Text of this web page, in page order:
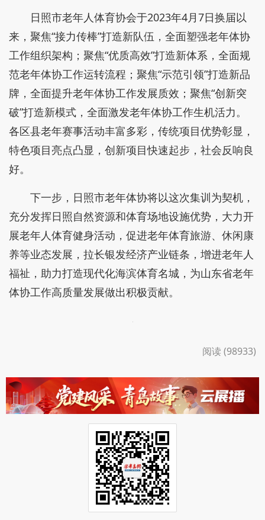
日照市老年人体育协会于2023年4月7日换届以
来，聚焦“接力传棒”打造新队伍，全面塑强老年体协
工作组织架构；聚焦“优质高效”打造新体系，全面规
范老年体协工作运转流程；聚焦“示范引领”打造新品
牌，全面提升老年体协工作发展质效；聚焦“创新突
破”打造新模式，全面激发老年体协工作生机活力。
各区县老年赛事活动丰富多彩，传统项目优势彰显，
特色项目亮点凸显，创新项目快速起步，社会反响良
好。
下一步，日照市老年体协将以这次集训为契机，
充分发挥日照自然资源和体育场地设施优势，大力开
展老年人体育健身活动，促进老年体育旅游、休闲康
养等业态发展，拉长银发经济产业链条，增进老年人
福祉，助力打造现代化海滨体育名城，为山东省老年
体协工作高质量发展做出积极贡献。
阅读 (98933)